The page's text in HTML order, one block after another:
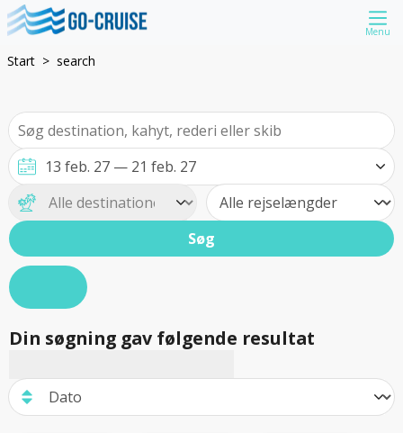
Menu
Start search
Søg
Din søgning gav følgende resultat